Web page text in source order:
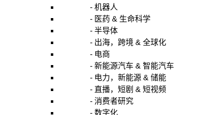
- 机器人
- 医药 & 生命科学
- 半导体
- 出海，跨境 & 全球化
- 电商
- 新能源汽车 & 智能汽车
- 电力，新能源 & 储能
- 直播，短剧 & 短视频
- 消费者研究
- 数字化